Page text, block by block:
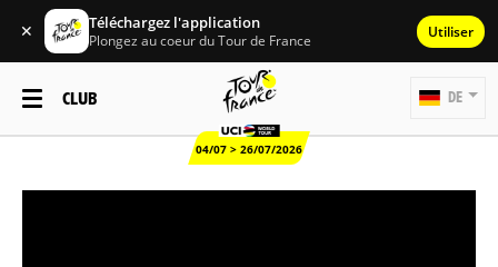
✕ Téléchargez l'application
Plongez au coeur du Tour de France Utiliser
CLUB
04/07 > 26/07/2026
DE